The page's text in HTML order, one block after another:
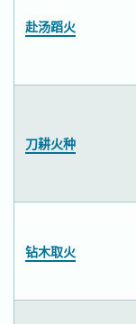
赴汤蹈火
刀耕火种
钻木取火